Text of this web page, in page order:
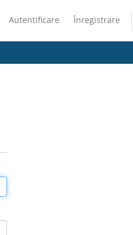
Autentificare Înregistrare